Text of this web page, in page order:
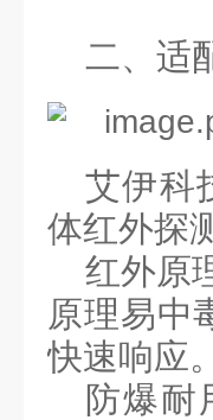
二、 适
艾伊科
体红外探
红外原
原理易中
快速响应。
防爆耐